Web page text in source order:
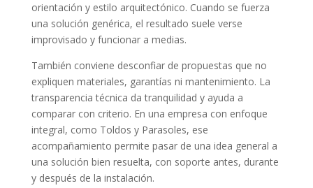
orientación y estilo arquitectónico. Cuando se fuerza
una solución genérica, el resultado suele verse
improvisado y funcionar a medias.
También conviene desconfiar de propuestas que no
expliquen materiales, garantías ni mantenimiento. La
transparencia técnica da tranquilidad y ayuda a
comparar con criterio. En una empresa con enfoque
integral, como Toldos y Parasoles, ese
acompañamiento permite pasar de una idea general a
una solución bien resuelta, con soporte antes, durante
y después de la instalación.